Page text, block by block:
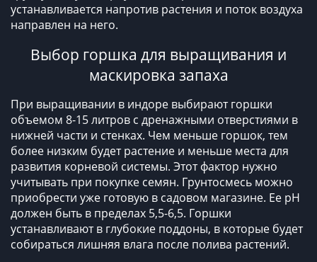
устанавливается напротив растения и поток воздуха
направлен на него.
Выбор горшка для выращивания и
маскировка запаха
При выращивании в индоре выбирают горшки
объемом 8-15 литров с дренажными отверстиями в
нижней части и стенках. Чем меньше горшок, тем
более низким будет растение и меньше места для
развития корневой системы. Этот фактор нужно
учитывать при покупке семян. Грунтосмесь можно
приобрести уже готовую в садовом магазине. Ее рН
должен быть в пределах 5,5-6,5. Горшки
устанавливают в глубокие поддоны, в которые будет
собираться лишняя влага после полива растений.